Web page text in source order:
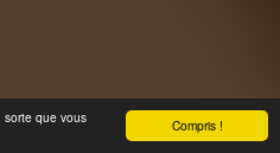
Compris !
sorte que vous